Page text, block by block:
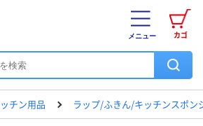
カゴ
メニュー
チン用品 ラップ/ふきん/キッチンスポン